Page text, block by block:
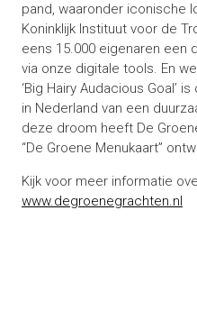
pand, waaronder iconische
Koninklijk Instituut voor de
eens 15.000 eigenaren een
via onze digitale tools. En
‘Big Hairy Audacious Goal’
in Nederland van een
deze droom heeft De
“De Groene Menukaart”
Kijk voor meer informatie
www.degroenegrachten.nl